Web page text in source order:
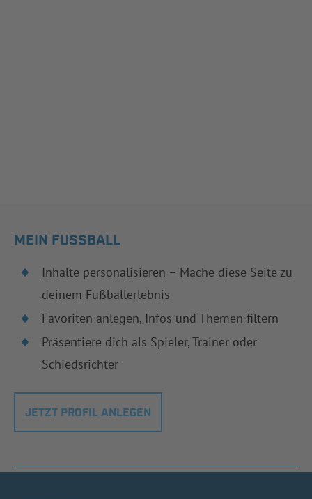
MEIN FUSSBALL
Inhalte personalisieren – Mache diese Seite zu
deinem Fußballerlebnis
Favoriten anlegen, Infos und Themen filtern
Präsentiere dich als Spieler, Trainer oder
Schiedsrichter
JETZT PROFIL ANLEGEN